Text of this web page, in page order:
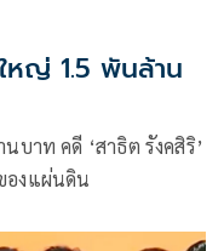
หญ่ 1.5 พันล้าน
บาท คดี ‘สาธิต รังคสิริ’
องแผ่นดิน